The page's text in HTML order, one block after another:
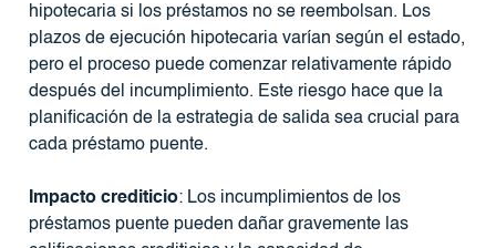
hipotecaria si los préstamos no se reembolsan. Los
plazos de ejecución hipotecaria varían según el estado,
pero el proceso puede comenzar relativamente rápido
después del incumplimiento. Este riesgo hace que la
planificación de la estrategia de salida sea crucial para
cada préstamo puente.
Impacto crediticio: Los incumplimientos de los
préstamos puente pueden dañar gravemente las